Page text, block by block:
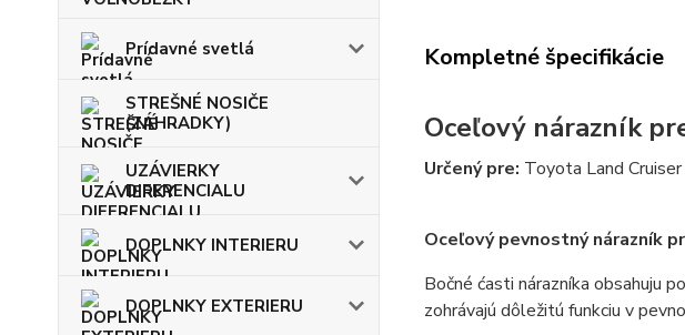
Prídavné svetlá
STREŠNÉ NOSIČE
(ZÁHRADKY)
UZÁVIERKY
DIFERENCIALU
DOPLNKY INTERIERU
DOPLNKY EXTERIERU
Kompletné špecifikácie
Oceľový nárazník
Určený pre: Toyota Land
Oceľový pevnostný nárazník
Bočné ćasti nárazníka obsahuju
zohrávajú dôležitú funkciu v